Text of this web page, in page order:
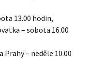
13.00 hodin,
– sobota 16.00
– neděle 10.00